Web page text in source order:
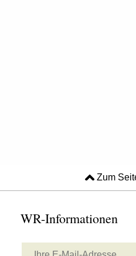
Zum
WR-Informationen